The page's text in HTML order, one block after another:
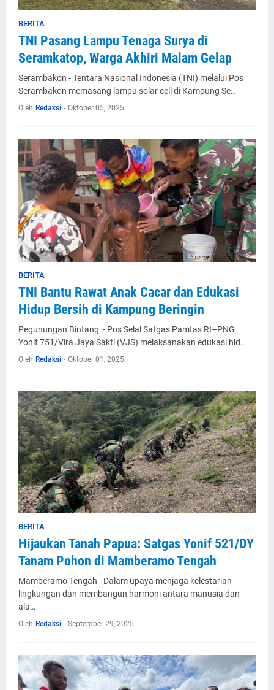
BERITA
TNI Pasang Lampu Tenaga Surya di
Seramkatop, Warga Akhiri Malam Gelap
Serambakon - Tentara Nasional Indonesia (TNI) melalui Pos
Serambakon memasang lampu solar cell di Kampung Se…
Oleh Redaksi - Oktober 05, 2025
BERITA
TNI Bantu Rawat Anak Cacar dan Edukasi
Hidup Bersih di Kampung Beringin
Pegunungan Bintang - Pos Selal Satgas Pamtas RI–PNG
Yonif 751/Vira Jaya Sakti (VJS) melaksanakan edukasi hid…
Oleh Redaksi - Oktober 01, 2025
BERITA
Hijaukan Tanah Papua: Satgas Yonif 521/DY
Tanam Pohon di Mamberamo Tengah
Mamberamo Tengah - Dalam upaya menjaga kelestarian
lingkungan dan membangun harmoni antara manusia dan
ala…
Oleh Redaksi - September 29, 2025